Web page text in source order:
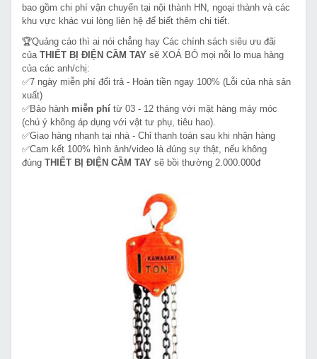
bao gồm chi phí vận chuyển tại nội thành HN, ngoại thành và các
khu vực khác vui lòng liên hệ để biết thêm chi tiết.
🏆Quảng cáo thì ai nói chẳng hay Các chính sách siêu ưu đãi
của THIẾT BỊ ĐIỆN CẦM TAY sẽ XOÁ BỎ mọi nỗi lo mua hàng
của các anh/chị:
✅7 ngày miễn phí đổi trả - Hoàn tiền ngay 100% (Lỗi của nhà sản
xuất)
✅Bảo hành miễn phí từ 03 - 12 tháng với mặt hàng máy móc
(chú ý không áp dụng với vật tư phụ, tiêu hao).
✅Giao hàng nhanh tại nhà - Chỉ thanh toán sau khi nhận hàng
✅Cam kết 100% hình ảnh/video là đúng sự thật, nếu không
đúng THIẾT BỊ ĐIỆN CẦM TAY sẽ bồi thường 2.000.000đ